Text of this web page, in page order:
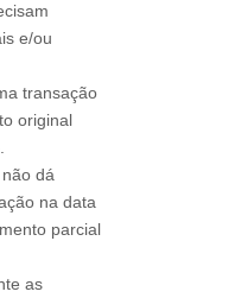
e/ou
transação
original
dá
na data
parcial
as